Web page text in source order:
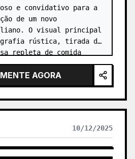
e convidativo para a
de um novo
O visual principal
rústica, tirada de
repleta de comida
uma tigela de
de vinho tinto e manje…
AGORA
10/12/2025